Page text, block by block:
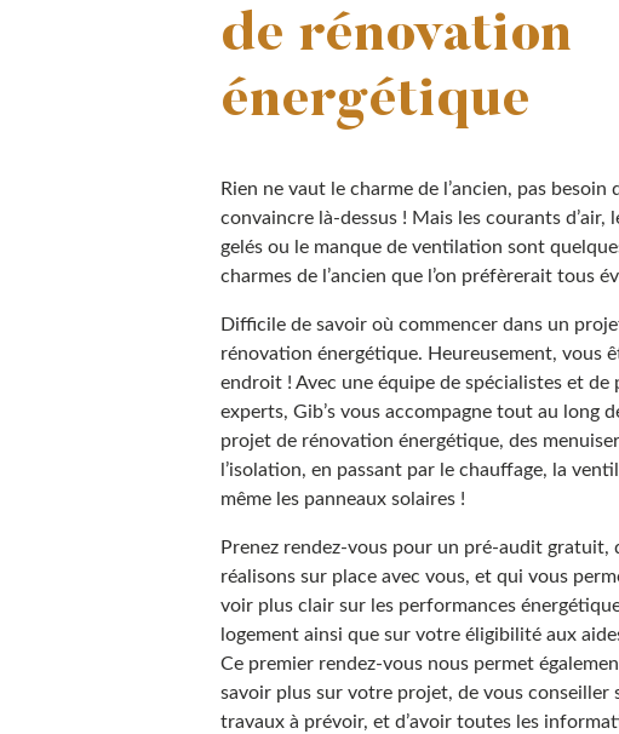
de rénovation
énergétique
Rien ne vaut le charme de l’ancien, pas besoin
convaincre là-dessus ! Mais les courants d’air,
gelés ou le manque de ventilation sont
charmes de l’ancien que l’on préfèrerait tous
Difficile de savoir où commencer dans un
rénovation énergétique. Heureusement, vous
endroit ! Avec une équipe de spécialistes et de
experts, Gib’s vous accompagne tout au long
projet de rénovation énergétique, des
l’isolation, en passant par le chauffage, la
même les panneaux solaires !
Prenez rendez-vous pour un pré-audit gratuit,
réalisons sur place avec vous, et qui vous
voir plus clair sur les performances
logement ainsi que sur votre éligibilité aux
Ce premier rendez-vous nous permet
savoir plus sur votre projet, de vous conseiller
travaux à prévoir, et d’avoir toutes les